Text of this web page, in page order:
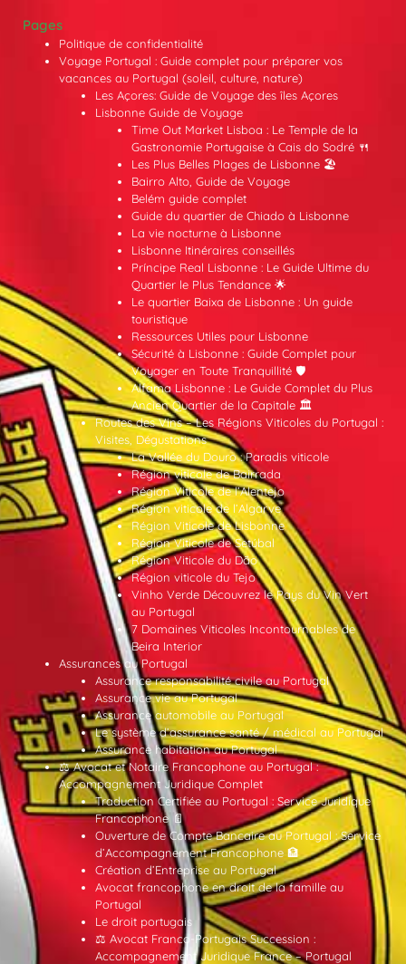
Pages
Politique de confidentialité
Voyage Portugal : Guide complet pour préparer vos
vacances au Portugal (soleil, culture, nature)
Les Açores: Guide de Voyage des îles Açores
Lisbonne Guide de Voyage
Time Out Market Lisboa : Le Temple de la
Gastronomie Portugaise à Cais do Sodré 🍴
Les Plus Belles Plages de Lisbonne 🏖️
Bairro Alto, Guide de Voyage
Belém guide complet
Guide du quartier de Chiado à Lisbonne
La vie nocturne à Lisbonne
Lisbonne Itinéraires conseillés
Príncipe Real Lisbonne : Le Guide Ultime du
Quartier le Plus Tendance 🌟
Le quartier Baixa de Lisbonne : Un guide
touristique
Ressources Utiles pour Lisbonne
Sécurité à Lisbonne : Guide Complet pour
Voyager en Toute Tranquillité 🛡️
Alfama Lisbonne : Le Guide Complet du Plus
Ancien Quartier de la Capitale 🏛️
Routes des Vins – Les Régions Viticoles du Portugal :
Visites, Dégustations
La Vallée du Douro : Paradis viticole
Région viticole de Bairrada
Région Viticole de l’Alentejo
Région viticole de l’Algarve
Région Viticole de Lisbonne
Région Viticole de Setúbal
Région Viticole du Dão
Région viticole du Tejo
Vinho Verde Découvrez le Pays du Vin Vert
au Portugal
7 Domaines Viticoles Incontournables de
Beira Interior
Assurances au Portugal
Assurance responsabilité civile au Portugal
Assurance vie au Portugal
Assurance automobile au Portugal
Le système d’assurance santé / médical au Portugal
Assurance habitation au Portugal
⚖️ Avocat et Notaire Francophone au Portugal :
Accompagnement Juridique Complet
Traduction Certifiée au Portugal : Service Juridique
Francophone 📄
Ouverture de Compte Bancaire au Portugal : Service
d’Accompagnement Francophone 🏦
Création d’Entreprise au Portugal
Avocat francophone en droit de la famille au
Portugal
Le droit portugais
⚖️ Avocat Franco-Portugais Succession :
Accompagnement Juridique France – Portugal